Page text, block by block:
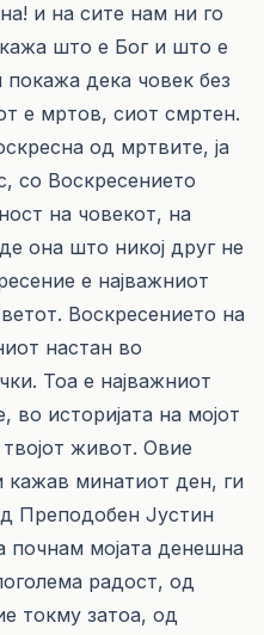
и на сите нам ни го
што е Бог и што е
дека човек без
е мртов, сиот смртен.
од мртвите, ја
со Воскресението
на човекот, на
она што никој друг не
е најважниот
Воскресението на
настан во
Тоа е најважниот
во историјата на мојот
живот. Овие
кажав минатиот ден, ги
Преподобен Јустин
почнам мојата денешна
радост, од
токму затоа, од